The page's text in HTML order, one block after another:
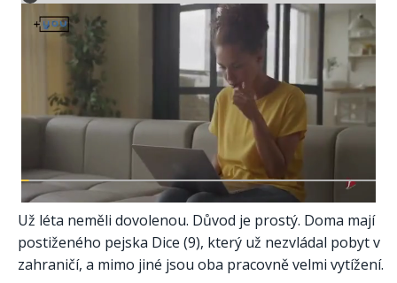
Už léta neměli dovolenou. Důvod je prostý. Doma mají
postiženého pejska Dice (9), který už nezvládal pobyt v
zahraničí, a mimo jiné jsou oba pracovně velmi vytížení.